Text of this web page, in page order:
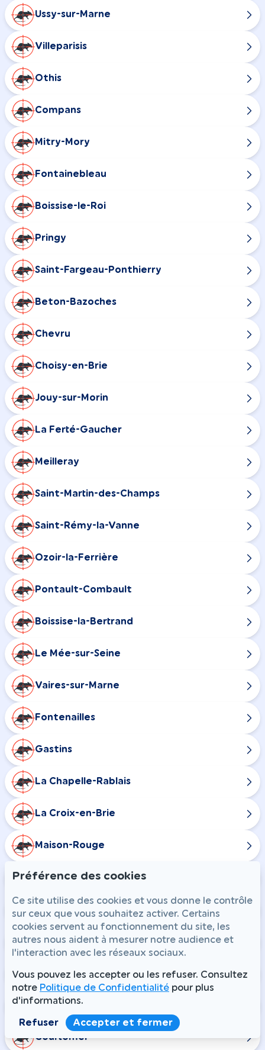
Ussy-sur-Marne
Villeparisis
Othis
Compans
Mitry-Mory
Fontainebleau
Boissise-le-Roi
Pringy
Saint-Fargeau-Ponthierry
Beton-Bazoches
Chevru
Choisy-en-Brie
Jouy-sur-Morin
La Ferté-Gaucher
Meilleray
Saint-Martin-des-Champs
Saint-Rémy-la-Vanne
Ozoir-la-Ferrière
Pontault-Combault
Boissise-la-Bertrand
Le Mée-sur-Seine
Vaires-sur-Marne
Fontenailles
Gastins
La Chapelle-Rablais
La Croix-en-Brie
Maison-Rouge
Nangis
Combs-la-Ville
Champdeuil
Chaumes-en-Brie
Courtomer
Préférence des cookies
Ce site utilise des cookies et vous donne le contrôle
sur ceux que vous souhaitez activer. Certains
cookies servent au fonctionnement du site, les
autres nous aident à mesurer notre audience et
l'interaction avec les réseaux sociaux.
Vous pouvez les accepter ou les refuser. Consultez
notre Politique de Confidentialité pour plus
d'informations.
Refuser Accepter et fermer